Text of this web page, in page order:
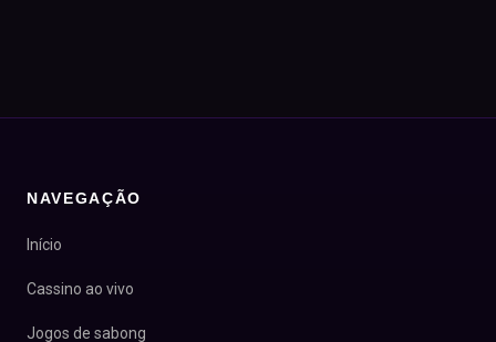
NAVEGAÇÃO
Início
Cassino ao vivo
Jogos de sabong